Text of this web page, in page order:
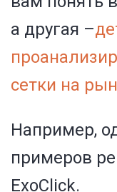
а другая –
сетки на
Например,
примеров
ExoClick.